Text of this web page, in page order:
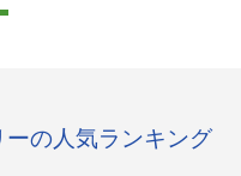
ーの人気ランキング